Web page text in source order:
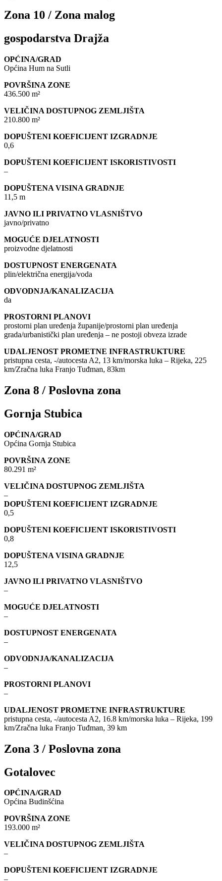
Zona 10 / Zona malog
gospodarstva Drajža
OPĆINA/GRAD
Općina Hum na Sutli
POVRŠINA ZONE
436.500 m²
VELIČINA DOSTUPNOG ZEMLJIŠTA
210.800 m²
DOPUŠTENI KOEFICIJENT IZGRADNJE
0,6
DOPUŠTENI KOEFICIJENT ISKORISTIVOSTI
–
DOPUŠTENA VISINA GRADNJE
11,5 m
JAVNO ILI PRIVATNO VLASNIŠTVO
javno/privatno
MOGUĆE DJELATNOSTI
proizvodne djelatnosti
DOSTUPNOST ENERGENATA
plin/električna energija/voda
ODVODNJA/KANALIZACIJA
da
PROSTORNI PLANOVI
prostorni plan uređenja županije/prostorni plan uređenja
grada/urbanistički plan uređenja – ne postoji obveza izrade
UDALJENOST PROMETNE INFRASTRUKTURE
pristupna cesta, -/autocesta A2, 13 km/morska luka – Rijeka, 225
km/Zračna luka Franjo Tuđman, 83km
Zona 8 / Poslovna zona
Gornja Stubica
OPĆINA/GRAD
Općina Gornja Stubica
POVRŠINA ZONE
80.291 m²
VELIČINA DOSTUPNOG ZEMLJIŠTA
–
DOPUŠTENI KOEFICIJENT IZGRADNJE
0,5
DOPUŠTENI KOEFICIJENT ISKORISTIVOSTI
0,8
DOPUŠTENA VISINA GRADNJE
12,5
JAVNO ILI PRIVATNO VLASNIŠTVO
–
MOGUĆE DJELATNOSTI
–
DOSTUPNOST ENERGENATA
–
ODVODNJA/KANALIZACIJA
–
PROSTORNI PLANOVI
–
UDALJENOST PROMETNE INFRASTRUKTURE
pristupna cesta, -/autocesta A2, 16.8 km/morska luka – Rijeka, 199
km/Zračna luka Franjo Tuđman, 39 km
Zona 3 / Poslovna zona
Gotalovec
OPĆINA/GRAD
Općina Budinšćina
POVRŠINA ZONE
193.000 m²
VELIČINA DOSTUPNOG ZEMLJIŠTA
–
DOPUŠTENI KOEFICIJENT IZGRADNJE
–